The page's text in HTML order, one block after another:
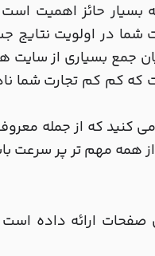
حائز اهمیت
در اولویت نتایج
جمع بسیاری از سایت
که کم کم تجارت شما
که از جمله
همه مهم تر پر سرعت
صفحات ارائه داده